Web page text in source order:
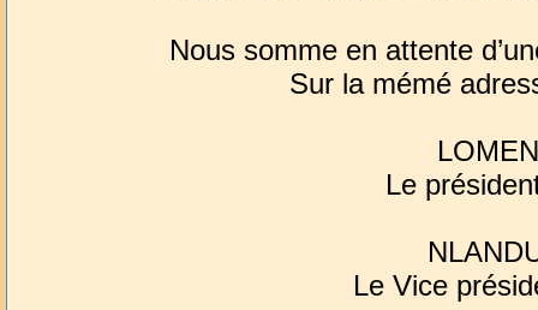
Nous somme en attente
Sur la mémé
Le
Le Vice